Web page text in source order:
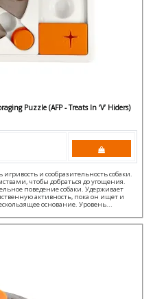
Puzzle (AFP - Treats In ‘V’ Hiders)
и сообразительность собаки.
чтобы добраться до угощения.
поведение собаки. Удерживает
активность, пока он ищет и
основание. Уровень...